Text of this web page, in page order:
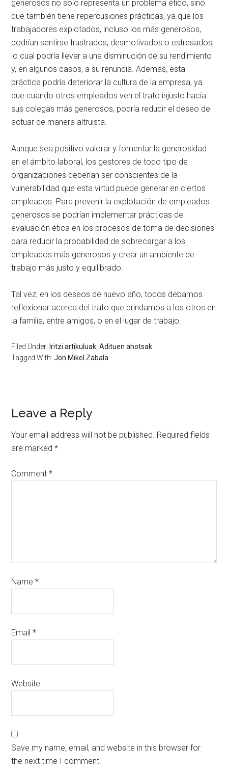
generosos no solo representa un problema ético, sino
que también tiene repercusiones prácticas, ya que los
trabajadores explotados, incluso los más generosos,
podrían sentirse frustrados, desmotivados o estresados,
lo cual podría llevar a una disminución de su rendimiento
y, en algunos casos, a su renuncia. Además, esta
práctica podría deteriorar la cultura de la empresa, ya
que cuando otros empleados ven el trato injusto hacia
sus colegas más generosos, podría reducir el deseo de
actuar de manera altruista.
Aunque sea positivo valorar y fomentar la generosidad
en el ámbito laboral, los gestores de todo tipo de
organizaciones deberían ser conscientes de la
vulnerabilidad que esta virtud puede generar en ciertos
empleados. Para prevenir la explotación de empleados
generosos se podrían implementar prácticas de
evaluación ética en los procesos de toma de decisiones
para reducir la probabilidad de sobrecargar a los
empleados más generosos y crear un ambiente de
trabajo más justo y equilibrado.
Tal vez, en los deseos de nuevo año, todos debamos
reflexionar acerca del trato que brindamos a los otros en
la familia, entre amigos, o en el lugar de trabajo.
Filed Under: Iritzi artikuluak ,Adituen ahotsak
Tagged With:Jon Mikel Zabala
Leave a Reply
Your email address will not be published. Required fields
are marked*
Comment*
Name*
Email*
Website
Save my name, email, and website in this browser for
the next time I comment.